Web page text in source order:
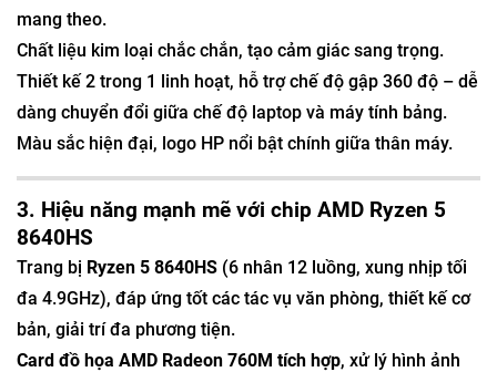
mang theo.
Chất liệu kim loại chắc chắn, tạo cảm giác sang trọng.
Thiết kế 2 trong 1 linh hoạt, hỗ trợ chế độ gập 360 độ – dễ
dàng chuyển đổi giữa chế độ laptop và máy tính bảng.
Màu sắc hiện đại, logo HP nổi bật chính giữa thân máy.
3. Hiệu năng mạnh mẽ với chip AMD Ryzen 5
8640HS
Trang bị Ryzen 5 8640HS (6 nhân 12 luồng, xung nhịp tối
đa 4.9GHz), đáp ứng tốt các tác vụ văn phòng, thiết kế cơ
bản, giải trí đa phương tiện.
Card đồ họa AMD Radeon 760M tích hợp, xử lý hình ảnh